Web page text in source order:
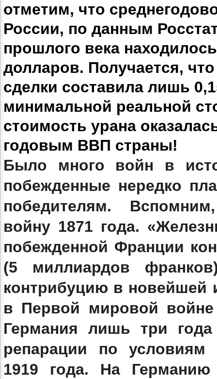
отметим, что
России, по данным
прошлого века
долларов. Получается,
сделки составила лишь
минимальной реальной
стоимость урана
годовым ВВП страны!
Было много войн в
побежденные нередко
победителям.
войну 1871 года.
побежденной Франции
(5 миллиардов
контрибуцию в новейшей
в Первой мировой
Германия лишь три года
репарации по условиям
1919 года. На